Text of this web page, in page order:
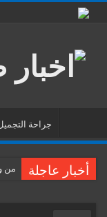
جراحة
أخبار عاجلة من